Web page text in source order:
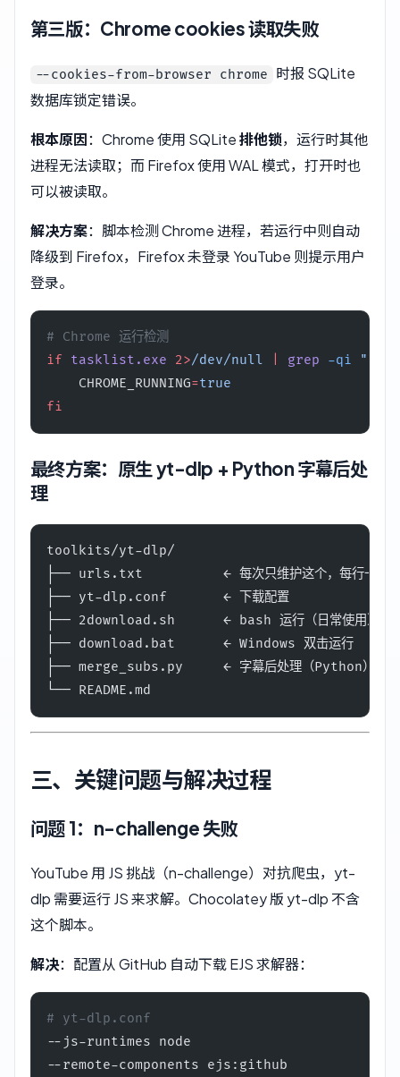
第三版：Chrome cookies 读取失败
--cookies-from-browser chrome
时报 SQLite
数据库锁定错误。
根本原因：Chrome 使用 SQLite排他锁，运行时其他
进程无法读取；而 Firefox 使用 WAL 模式，打开时也
可以被读取。
解决方案：脚本检测 Chrome 进程，若运行中则自动
降级到 Firefox，Firefox 未登录 YouTube 则提示用户
登录。
# Chrome 运行检测
if tasklist.exe 2>/dev/null grep -qi
    CHROME_RUNNING
=true
fi
最终方案：原生 yt-dlp + Python 字幕后处
理
toolkits/yt-dlp/
├── urls.txt          ← 每次只维护这个，每行一个
├── yt-dlp.conf       ← 下载配置
├── 2download.sh      ← bash 运行（日常使用）
├── download.bat      ← Windows 双击运行
├── merge_subs.py     ← 字幕后处理（Python）
└── README.md
三、关键问题与解决过程
问题 1：n-challenge 失败
YouTube 用 JS 挑战（n-challenge）对抗爬虫，yt-
dlp 需要运行 JS 来求解。Chocolatey 版 yt-dlp 不含
这个脚本。
解决：配置从 GitHub 自动下载 EJS 求解器：
# yt-dlp.conf
--js-runtimes node
--remote-components ejs:github